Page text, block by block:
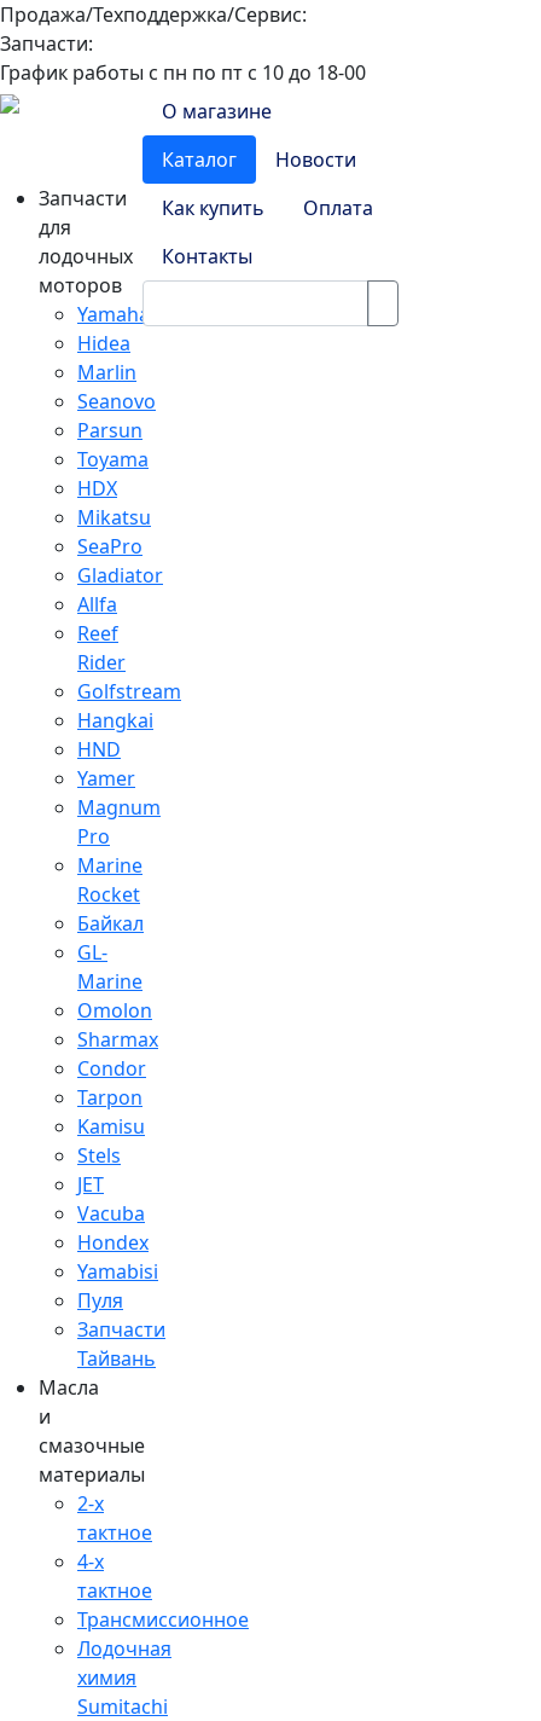
Продажа/Техподдержка/Сервис:
Запчасти:
График работы с пн по пт с 10 до 18-00
Запчасти
для
лодочных
моторов
Yamaha
Hidea
Marlin
Seanovo
Parsun
Toyama
HDX
Mikatsu
SeaPro
Gladiator
Allfa
Reef
Rider
Golfstream
Hangkai
HND
Yamer
Magnum
Pro
Marine
Rocket
Байкал
GL-
Marine
Omolon
Sharmax
Condor
Tarpon
Kamisu
Stels
JET
Vacuba
Hondex
Yamabisi
Пуля
Запчасти
Тайвань
Масла
и
смазочные
материалы
2-х
тактное
4-х
тактное
Трансмиссионное
Лодочная
химия
Sumitachi
О магазине
Каталог
Новости
Как купить
Оплата
Контакты